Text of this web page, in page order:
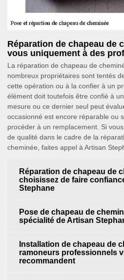
Réparation de chapeau de
vous uniquement à des
La réparation de chapeau de
nombreux propriétaires sont tentés
cette opération ou à la confier à un
élément doit toutefois être confié à
mesure ou ce dernier seul peut
occasionné est encore réparable ou
procéder à un remplacement. Si
de qualité dans le cadre de la
cheminée, faites appel à Artisan
Réparation de chapeau de
choisissez de faire
Stephane
Pose de chapeau de
spécialité de Artisan
Installation de chapeau de
ramoneurs professionnels
recommandent